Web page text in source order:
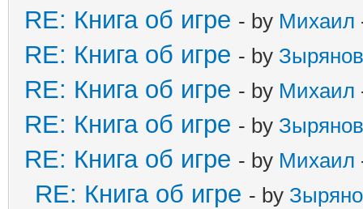
RE: Книга об игре - by Михаил
RE: Книга об игре - by Зырянов
RE: Книга об игре - by Михаил
RE: Книга об игре - by Зырянов
RE: Книга об игре - by Михаил
RE: Книга об игре - by